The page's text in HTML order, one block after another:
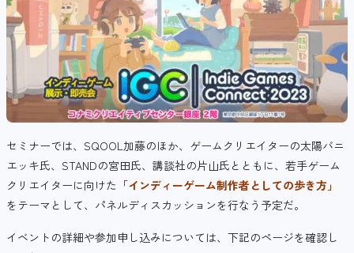
セミナーでは、SQOOL加藤のほか、ゲームクリエイターの太陽バニ
エッキ氏、STANDの宮田氏、講談社の片山氏とともに、若手ゲーム
クリエイターに向けた 「インディーゲーム制作者としての歩き方」
をテーマとして、パネルディスカッションを行なう予定だ。
イベントの詳細や参加申し込みについては、下記のページを確認し